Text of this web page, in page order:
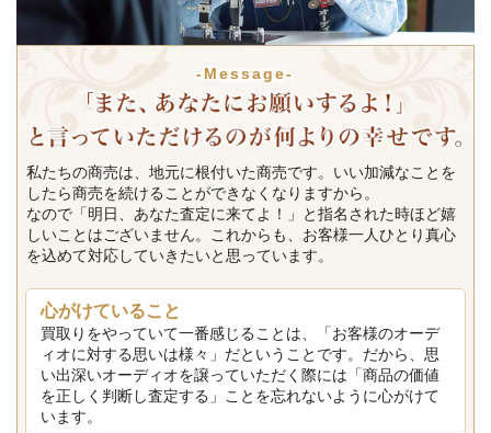
-Message-
私たちの商売は、地元に根付いた商売です。いい加減なことを
したら商売を続けることができなくなりますから。
なので「明日、あなた査定に来てよ！」と指名された時ほど嬉
しいことはございません。これからも、お客様一人ひとり真心
を込めて対応していきたいと思っています。
心がけていること
買取りをやっていて一番感じることは、「お客様のオーデ
ィオに対する思いは様々」だということです。だから、思
い出深いオーディオを譲っていただく際には「商品の価値
を正しく判断し査定する」ことを忘れないように心がけて
います。